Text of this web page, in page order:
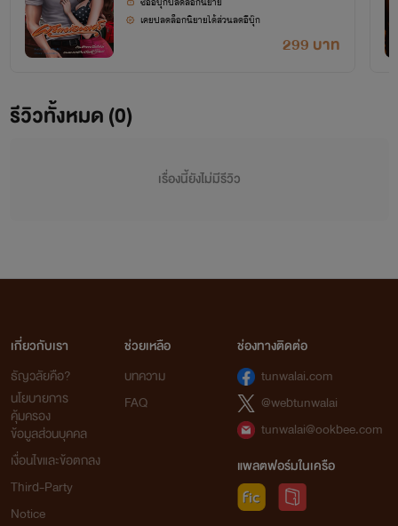
299 บาท
เคยปลดล็อกนิยายได้ส่วนลดอีบุ๊ก
รีวิวทั้งหมด (0)
เรื่องนี้ยังไม่มีรีวิว
เกี่ยวกับเรา
ธัญวลัยคือ?
นโยบายการ
คุ้มครอง
ข้อมูลส่วนบุคคล
เงื่อนไขและข้อตกลง
Third-Party
Notice
ช่วยเหลือ
บทความ
FAQ
ช่องทางติดต่อ
tunwalai.com
@webtunwalai
tunwalai@ookbee.com
แพลตฟอร์มในเครือ